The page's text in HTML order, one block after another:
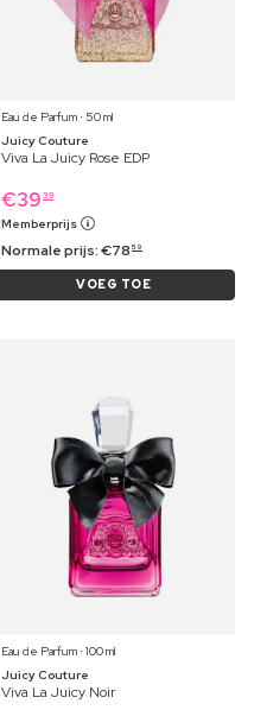
Eau de Parfum ⋅ 50 ml
Juicy Couture
Viva La Juicy Rose EDP
€39 39
Memberprijs
Normale prijs:€78 59
VOEG TOE
Eau de Parfum ⋅ 100 ml
Juicy Couture
Viva La Juicy Noir